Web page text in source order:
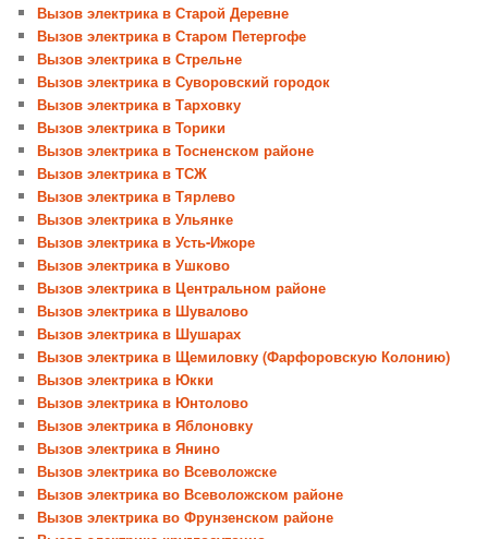
Вызов электрика в Старой Деревне
Вызов электрика в Старом Петергофе
Вызов электрика в Стрельне
Вызов электрика в Суворовский городок
Вызов электрика в Тарховку
Вызов электрика в Торики
Вызов электрика в Тосненском районе
Вызов электрика в ТСЖ
Вызов электрика в Тярлево
Вызов электрика в Ульянке
Вызов электрика в Усть-Ижоре
Вызов электрика в Ушково
Вызов электрика в Центральном районе
Вызов электрика в Шувалово
Вызов электрика в Шушарах
Вызов электрика в Щемиловку (Фарфоровскую Колонию)
Вызов электрика в Юкки
Вызов электрика в Юнтолово
Вызов электрика в Яблоновку
Вызов электрика в Янино
Вызов электрика во Всеволожске
Вызов электрика во Всеволожском районе
Вызов электрика во Фрунзенском районе